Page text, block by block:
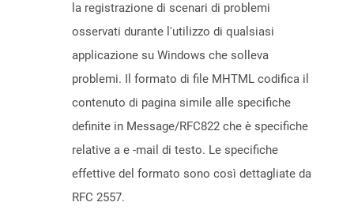
la registrazione di scenari di problemi
osservati durante l'utilizzo di qualsiasi
applicazione su Windows che solleva
problemi. Il formato di file MHTML codifica il
contenuto di pagina simile alle specifiche
definite in Message/RFC822 che è specifiche
relative a e -mail di testo. Le specifiche
effettive del formato sono così dettagliate da
RFC 2557.